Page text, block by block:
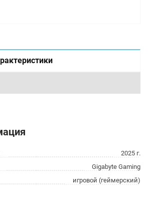
2025 г.
Gigabyte Gaming
игровой (геймерский)